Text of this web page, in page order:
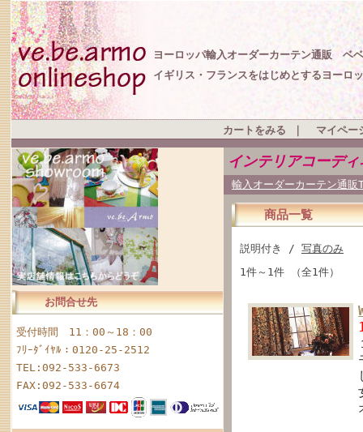
ヨーロッパ輸入オーダーカーテン通販 ベ
イギリス・フランスをはじめとするヨーロ
カートをみる マイペー
お問合せ先
受付時間 11：00～18：00
ﾌﾘｰﾀﾞｲﾔﾙ：0120-25-2512
TEL:092-533-6673
FAX:092-533-6674
インテリアコーデ
輸入オーダーカーテン通販
商品一覧
説明付き / 写真のみ
1件～1件 （全1件）